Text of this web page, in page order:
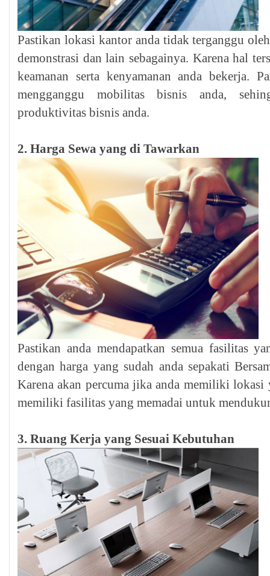
Pastikan lokasi kantor anda tidak terganggu
demonstrasi dan lain sebagainya. Karena hal
keamanan serta kenyamanan anda bekerja.
mengganggu mobilitas bisnis anda,
produktivitas bisnis anda.
2. Harga Sewa yang di Tawarkan
Pastikan anda mendapatkan semua fasilitas
dengan harga yang sudah anda sepakati
Karena akan percuma jika anda memiliki lokasi
memiliki fasilitas yang memadai untuk
3. Ruang Kerja yang Sesuai Kebutuhan